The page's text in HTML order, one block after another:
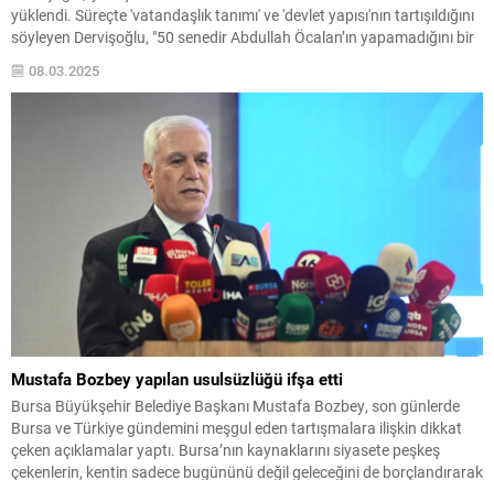
yüklendi. Süreçte 'vatandaşlık tanımı' ve 'devlet yapısı'nın tartışıldığını
söyleyen Dervişoğlu, "50 senedir Abdullah Öcalan’ın yapamadığını bir
kendilerine ikinci tur görüşmeleri için talep gelmediğini söyledi.
08.03.2025
Mustafa Bozbey yapılan usulsüzlüğü ifşa etti
Bursa Büyükşehir Belediye Başkanı Mustafa Bozbey, son günlerde
Bursa ve Türkiye gündemini meşgul eden tartışmalara ilişkin dikkat
çeken açıklamalar yaptı. Bursa’nın kaynaklarını siyasete peşkeş
çekenlerin, kentin sadece bugününü değil geleceğini de borçlandırarak